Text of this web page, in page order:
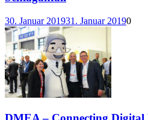
30. Januar 201931. Januar 20190